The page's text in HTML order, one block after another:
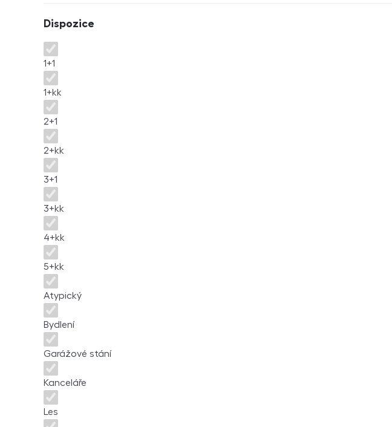
Dispozice
Dispozice
1+1
1+kk
2+1
2+kk
3+1
3+kk
4+kk
5+kk
Atypický
Bydlení
Garážové stání
Kanceláře
Les